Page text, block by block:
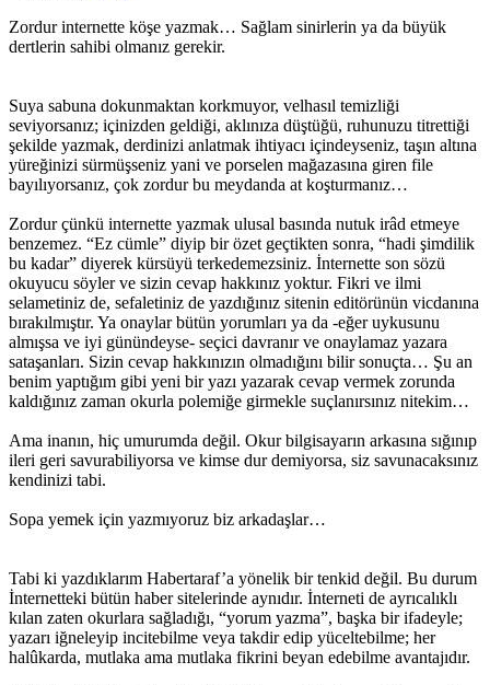
Zordur internette köşe yazmak… Sağlam sinirlerin ya da büyük
dertlerin sahibi olmanız gerekir.
Suya sabuna dokunmaktan korkmuyor, velhasıl temizliği
seviyorsanız; içinizden geldiği, aklınıza düştüğü, ruhunuzu titrettiği
şekilde yazmak, derdinizi anlatmak ihtiyacı içindeyseniz, taşın altına
yüreğinizi sürmüşseniz yani ve porselen mağazasına giren file
bayılıyorsanız, çok zordur bu meydanda at koşturmanız…
Zordur çünkü internette yazmak ulusal basında nutuk irâd etmeye
benzemez. “Ez cümle” diyip bir özet geçtikten sonra, “hadi şimdilik
bu kadar” diyerek kürsüyü terkedemezsiniz. İnternette son sözü
okuyucu söyler ve sizin cevap hakkınız yoktur. Fikri ve ilmi
selametiniz de, sefaletiniz de yazdığınız sitenin editörünün vicdanına
bırakılmıştır. Ya onaylar bütün yorumları ya da -eğer uykusunu
almışsa ve iyi günündeyse- seçici davranır ve onaylamaz yazara
sataşanları. Sizin cevap hakkınızın olmadığını bilir sonuçta… Şu an
benim yaptığım gibi yeni bir yazı yazarak cevap vermek zorunda
kaldığınız zaman okurla polemiğe girmekle suçlanırsınız nitekim…
Ama inanın, hiç umurumda değil. Okur bilgisayarın arkasına sığınıp
ileri geri savurabiliyorsa ve kimse dur demiyorsa, siz savunacaksınız
kendinizi tabi.
Sopa yemek için yazmıyoruz biz arkadaşlar…
Tabi ki yazdıklarım Habertaraf’a yönelik bir tenkid değil. Bu durum
İnternetteki bütün haber sitelerinde aynıdır. İnterneti de ayrıcalıklı
kılan zaten okurlara sağladığı, “yorum yazma”, başka bir ifadeyle;
yazarı iğneleyip incitebilme veya takdir edip yüceltebilme; her
halûkarda, mutlaka ama mutlaka fikrini beyan edebilme avantajıdır.